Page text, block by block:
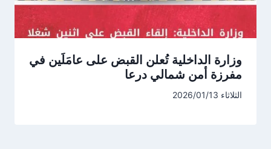
وزارة الداخلية تُعلن القبض على عامَلَين في
مفرزة أمن شمالي درعا
الثلاثاء 2026/01/13